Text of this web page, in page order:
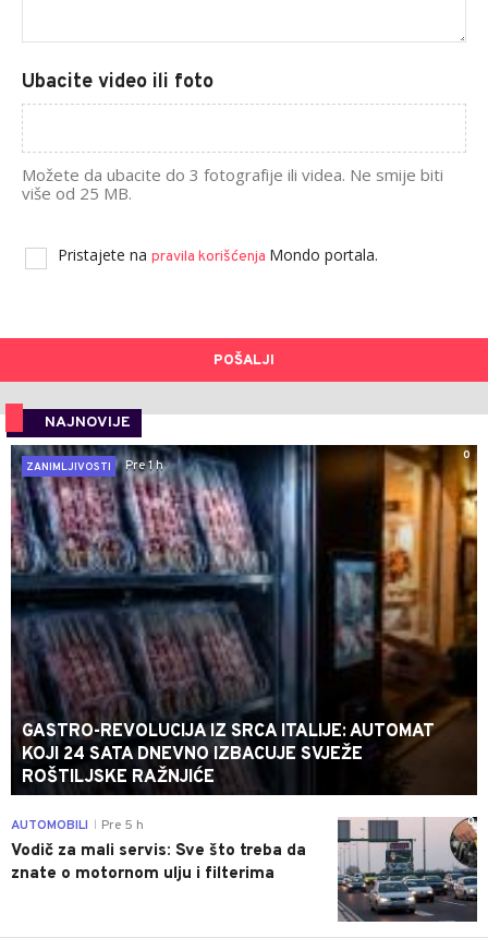
Ubacite video ili foto
Možete da ubacite do 3 fotografije ili videa. Ne smije biti
više od 25 MB.
Pristajete na pravila korišćenja Mondo portala.
POŠALJI
NAJNOVIJE
0
ZANIMLJIVOSTI
Pre 1 h
GASTRO-REVOLUCIJA IZ SRCA ITALIJE: AUTOMAT
KOJI 24 SATA DNEVNO IZBACUJE SVJEŽE
ROŠTILJSKE RAŽNJIĆE
0
AUTOMOBILI Pre 5 h
Vodič za mali servis: Sve što treba da
znate o motornom ulju i filterima